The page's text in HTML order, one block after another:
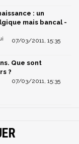
: un
mais bancal -
07/03/2011, 15:35
Que sont
?
07/03/2011, 15:35